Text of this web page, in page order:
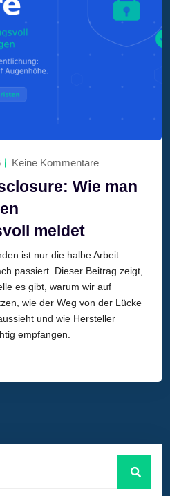
Keine Kommentare
Wie man
meldet
ist nur die halbe Arbeit –
passiert. Dieser Beitrag zeigt,
es gibt, warum wir auf
wie der Weg von der Lücke
und wie Hersteller
empfangen.